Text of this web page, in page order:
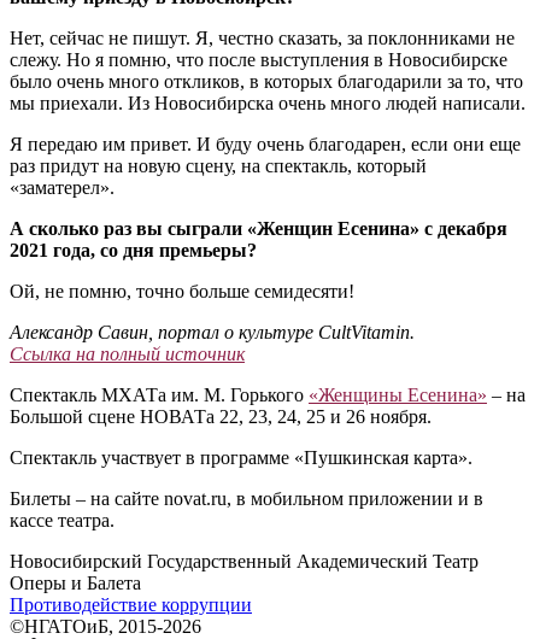
Нет, сейчас не пишут. Я, честно сказать, за поклонниками не
слежу. Но я помню, что после выступления в Новосибирске
было очень много откликов, в которых благодарили за то, что
мы приехали. Из Новосибирска очень много людей написали.
Я передаю им привет. И буду очень благодарен, если они еще
раз придут на новую сцену, на спектакль, который
«заматерел».
А сколько раз вы сыграли «Женщин Есенина» с декабря
2021 года, со дня премьеры?
Ой, не помню, точно больше семидесяти!
Александр Савин, портал о культуре CultVitamin.
Ссылка на полный источник
Спектакль МХАТа им. М. Горького «Женщины Есенина» – на
Большой сцене НОВАТа 22, 23, 24, 25 и 26 ноября.
Спектакль участвует в программе «Пушкинская карта».
Билеты – на сайте novat.ru, в мобильном приложении и в
кассе театра.
Новосибирский Государственный Академический Театр
Оперы и Балета
Противодействие коррупции
©НГАТОиБ, 2015-2026